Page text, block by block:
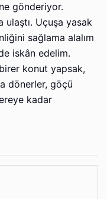
gönderiyor.
ulaştı. Uçuşa yasak
sağlama alalım
iskân edelim.
konut yapsak,
dönerler, göçü
kadar